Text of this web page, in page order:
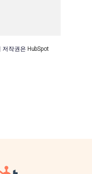
저작권은 HubSpot